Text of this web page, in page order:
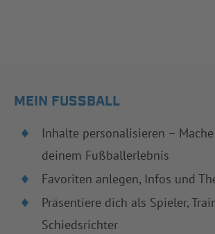
MEIN FUSSBALL
Inhalte personalisieren –
deinem Fußballerlebnis
Favoriten anlegen, Infos und
Präsentiere dich als Spieler,
Schiedsrichter